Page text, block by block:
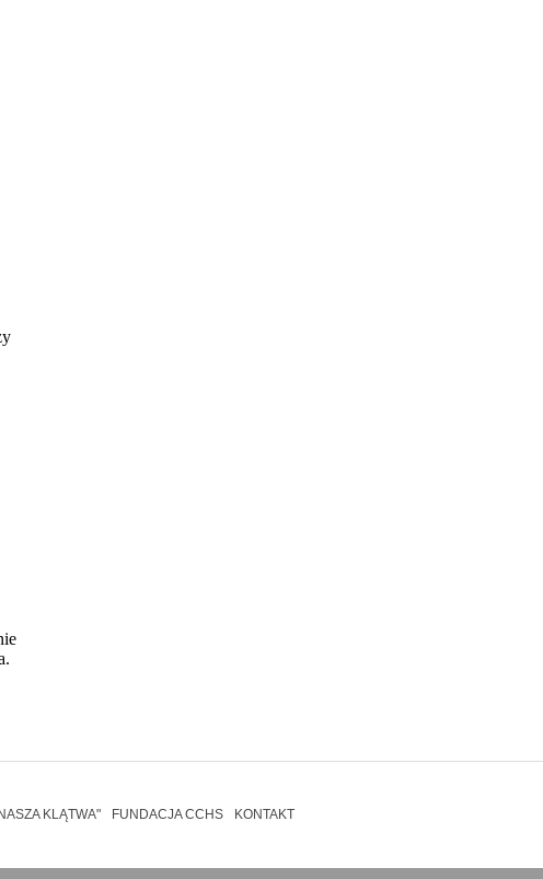
KLĄTWA" FUNDACJA CCHS KONTAKT